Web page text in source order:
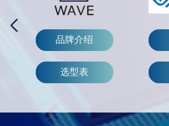
品牌介绍
选型表